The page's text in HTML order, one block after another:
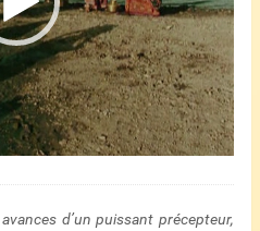
d’un puissant précepteur,